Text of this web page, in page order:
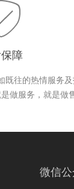
障
既往的热情服务
做服务，就是做
微信